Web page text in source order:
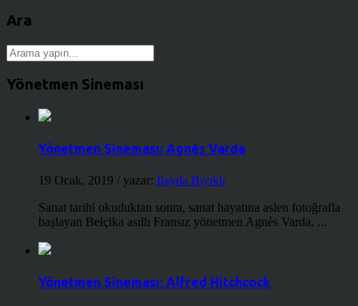
Ara
Yönetmen Sineması
Yönetmen Sineması: Agnès Varda
19 Ocak, 2019 / yazar: İlayda Bıyıklı
Sanat tarihi okuduktan sonra, sanat hayatına aslen fotoğrafla
başlayan Belçika asıllı Fransız yönetmen Agnès Varda, ...
Yönetmen Sineması: Alfred Hitchcock